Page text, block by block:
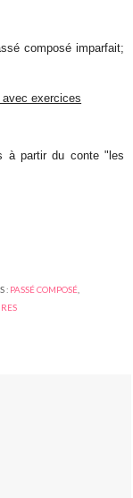
composé imparfait;
exercices
à partir du conte "les
: PASSÉ COMPOSÉ,